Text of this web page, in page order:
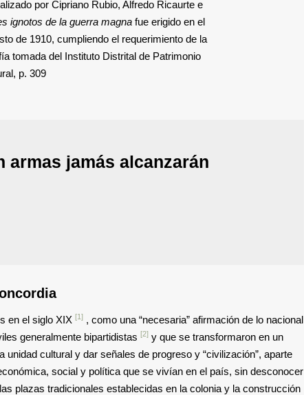
por Cipriano Rubio, Alfredo Ricaurte e
ignotos de la guerra magnafue erigido en el
de 1910, cumpliendo el requerimiento de la
tomada del Instituto Distrital de Patrimonio
p. 309
armas jamás alcanzarán
en el siglo XIX [1] , como una “necesaria” afirmación de lo nacional
generalmente bipartidistas [2] y que se transformaron en un
cultural y dar señales de progreso y “civilización”, aparte
social y política que se vivían en el país, sin desconocer
plazas tradicionales establecidas en la colonia y la construcción